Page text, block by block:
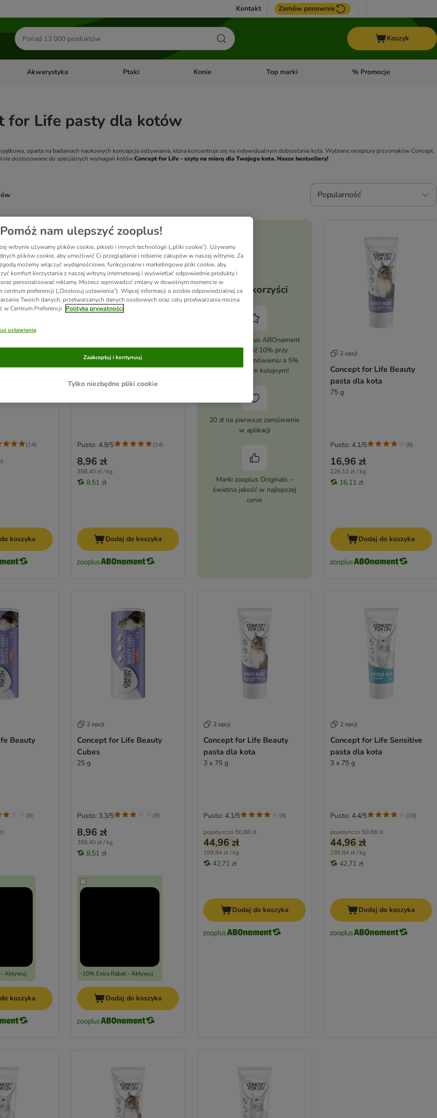
Kontakt Zamów ponownie
Szukaj
produktów
Koszyk
Otwórz menu kategorii: Małe zwierzęta
Akwarystyka Otwórz menu kategorii: Akwarystyka
Ptaki Otwórz menu kategorii: Ptaki
Konie Otwórz menu kategorii: Konie
Top marki Otwórz menu kategorii: Top
% Promocje
for Life pasty dla kotów
oparta na badaniach naukowych koncepcja odżywiania, która koncentruje się na indywidualnym dobrostanie kota. Wybrane receptury przysmaków Concept
dostosowane do specjalnych wymagań kotów.Concept for Life - szyty na miarę dla Twojego kota. Nasze bestsellery!
Popularność
been changed
Sensitive
(14)
koszyka
Concept for Life Sensitive
Cubes
8,96 zł
358,40 zł / kg
8,51 zł
Pusto: 4.9/5 (14)
Dodaj do koszyka
Twoje korzyści
Aktywuj zooplus ABOnament
i zaoszczędź 10% przy
pierwszym zamówieniu a 5%
przy każdym kolejnym!
20 zł na pierwsze zamówienie
w aplikacji
Marki zooplus Originals –
świetna jakość w najlepszej
cenie
2 opcji
Concept for Life Beauty
pasta dla kota
75 g
16,96 zł
226,12 zł / kg
16,11 zł
Pusto: 4.1/5 (8)
Dodaj do koszyka
Beauty
- Aktywuj
(9)
koszyka
2 opcji
Concept for Life Beauty
Cubes
25 g
8,96 zł
358,40 zł / kg
8,51 zł
-10% Extra Rabat - Aktywuj
Pusto: 3.3/5 (9)
Dodaj do koszyka
2 opcji
Concept for Life Beauty
pasta dla kota
3 x 75 g
pojedynczo 50,88 zł
44,96 zł
199,84 zł / kg
42,71 zł
Pusto: 4.1/5 (8)
Dodaj do koszyka
2 opcji
Concept for Life Sensitive
pasta dla kota
3 x 75 g
pojedynczo 50,88 zł
44,96 zł
199,84 zł / kg
42,71 zł
Pusto: 4.4/5 (19)
Dodaj do koszyka
Pomóż nam ulepszyć zooplus!
witrynie używamy plików cookie, pikseli i innych technologii („pliki cookie”). Używamy
plików cookie, aby umożliwić Ci przeglądanie i robienie zakupów w naszej witrynie. Za
możemy włączyć wydajnościowe, funkcjonalne i marketingowe pliki cookie, aby
komfort korzystania z naszej witryny internetowej i wyświetlać odpowiednie produkty i
oraz personalizować reklamy. Możesz wprowadzić zmiany w dowolnym momencie w
centrum preferencji („Dostosuj ustawienia”). Więcej informacji o osobie odpowiedzialnej za
Twoich danych, przetwarzanych danych osobowych oraz celu przetwarzania można
w Centrum Preferencji
Polityka prywatności
ustawienia
Tylko niezbędne pliki cookie
Zaakceptuj i kontynuuj